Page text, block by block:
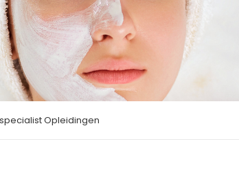
Opleidingen